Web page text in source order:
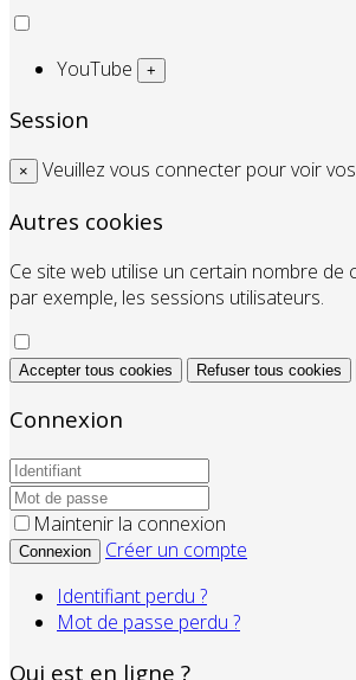
YouTube +
Session
× Veuillez vous connecter pour voir
Autres cookies
Ce site web utilise un certain nombre de
par exemple, les sessions utilisateurs.
Accepter tous cookies Refuser tous cookies
Connexion
Maintenir la connexion
Connexion
Créer un compte
Identifiant perdu ?
Mot de passe perdu ?
Qui est en ligne ?